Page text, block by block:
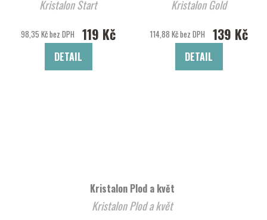
Kristalon Start
98,35 Kč bez DPH 119 Kč
DETAIL
Kristalon Gold
114,88 Kč bez DPH 139 Kč
DETAIL
Kristalon Plod a květ
Kristalon Plod a květ